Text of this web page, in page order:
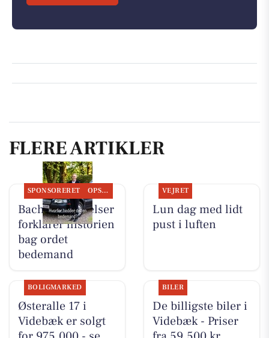
FLERE ARTIKLER
SPONSORERET OPSLAGSTAVLEN
Bachs Begravelser
forklarer historien
bag ordet
bedemand
VEJRET
Lun dag med lidt
pust i luften
BOLIGMARKED
Østeralle 17 i
Videbæk er solgt
BILER
De billigste biler i
Videbæk - Priser